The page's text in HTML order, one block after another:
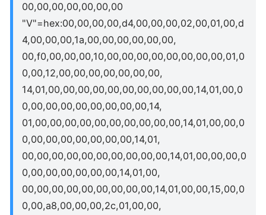
00,00,00,00,00,00,00
"V"=hex:00,00,00,00,d4,00,00,00,02,00,01,00,d
4,00,00,00,1a,00,00,00,00,00,00,
00,f0,00,00,00,10,00,00,00,00,00,00,00,00,01,0
0,00,12,00,00,00,00,00,00,00,
14,01,00,00,00,00,00,00,00,00,00,00,14,01,00,0
0,00,00,00,00,00,00,00,00,14,
01,00,00,00,00,00,00,00,00,00,00,14,01,00,00,0
0,00,00,00,00,00,00,00,14,01,
00,00,00,00,00,00,00,00,00,00,14,01,00,00,00,0
0,00,00,00,00,00,00,14,01,00,
00,00,00,00,00,00,00,00,00,14,01,00,00,15,00,0
0,00,a8,00,00,00,2c,01,00,00,